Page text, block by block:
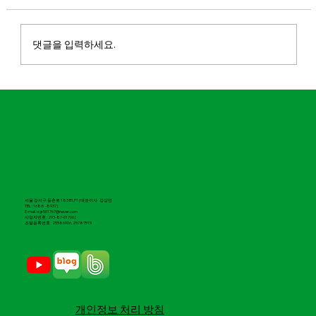
댓글을 입력하세요.
서울 강서구 등촌로 183 B1,F1 | 대표이사 강상민
TEL : 1688 -8937 |
E-mail : sgr501767@naver.com
​사업자번호 : 293-87-01766 |
조달등록번호 : 25586906, 25787515
​개인정보 처리 방침